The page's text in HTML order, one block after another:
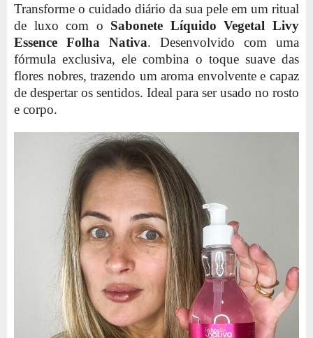
Transforme o cuidado diário da sua pele em um ritual
de luxo com o Sabonete Líquido Vegetal Livy
Essence Folha Nativa. Desenvolvido com uma
fórmula exclusiva, ele combina o toque suave das
flores nobres, trazendo um aroma envolvente e capaz
de despertar os sentidos. Ideal para ser usado no rosto
e corpo.